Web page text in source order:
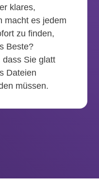
klares,
macht es jedem
zu finden,
Beste?
dass Sie glatt
Dateien
müssen.